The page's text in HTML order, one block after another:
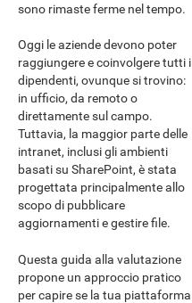
sono rimaste ferme nel tempo.
Oggi le aziende devono poter
raggiungere e coinvolgere tutti i
dipendenti, ovunque si trovino:
in ufficio, da remoto o
direttamente sul campo.
Tuttavia, la maggior parte delle
intranet, inclusi gli ambienti
basati su SharePoint, è stata
progettata principalmente allo
scopo di pubblicare
aggiornamenti e gestire file.
Questa guida alla valutazione
propone un approccio pratico
per capire se la tua piattaforma